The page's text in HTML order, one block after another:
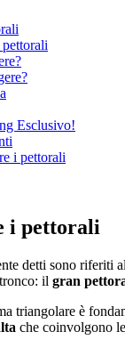
Esclusivo!
i pettorali
i pettorali
detti sono riferiti
il gran
triangolare è
che coinvolgono